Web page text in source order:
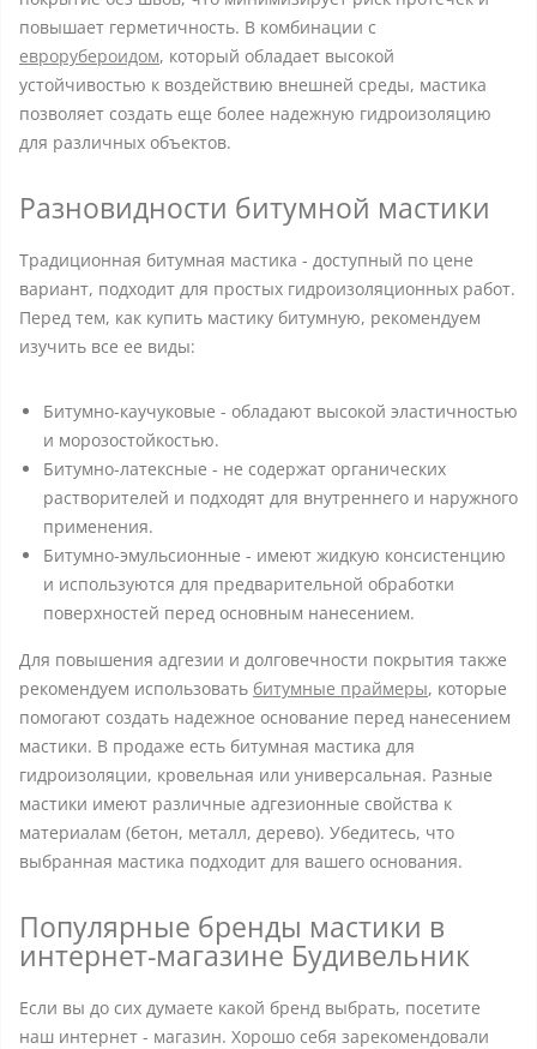
повышает герметичность. В комбинации с
еврорубероидом, который обладает высокой
устойчивостью к воздействию внешней среды, мастика
позволяет создать еще более надежную гидроизоляцию
для различных объектов.
Разновидности битумной мастики
Традиционная битумная мастика - доступный по цене
вариант, подходит для простых гидроизоляционных работ.
Перед тем, как купить мастику битумную, рекомендуем
изучить все ее виды:
Битумно-каучуковые - обладают высокой эластичностью
и морозостойкостью.
Битумно-латексные - не содержат органических
растворителей и подходят для внутреннего и наружного
применения.
Битумно-эмульсионные - имеют жидкую консистенцию
и используются для предварительной обработки
поверхностей перед основным нанесением.
Для повышения адгезии и долговечности покрытия также
рекомендуем использовать битумные праймеры, которые
помогают создать надежное основание перед нанесением
мастики. В продаже есть битумная мастика для
гидроизоляции, кровельная или универсальная. Разные
мастики имеют различные адгезионные свойства к
материалам (бетон, металл, дерево). Убедитесь, что
выбранная мастика подходит для вашего основания.
Популярные бренды мастики в
интернет-магазине Будивельник
Если вы до сих думаете какой бренд выбрать, посетите
наш интернет - магазин. Хорошо себя зарекомендовали